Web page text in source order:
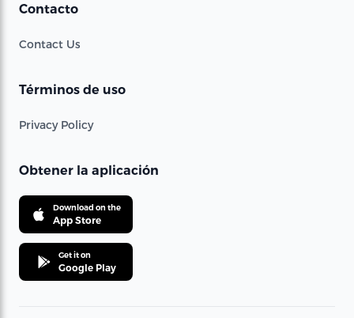
Contacto
Contact Us
Términos de uso
Privacy Policy
Obtener la aplicación
Download on the
App Store
Get it on
Google Play